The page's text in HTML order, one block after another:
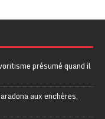
présumé quand il
aux enchères,